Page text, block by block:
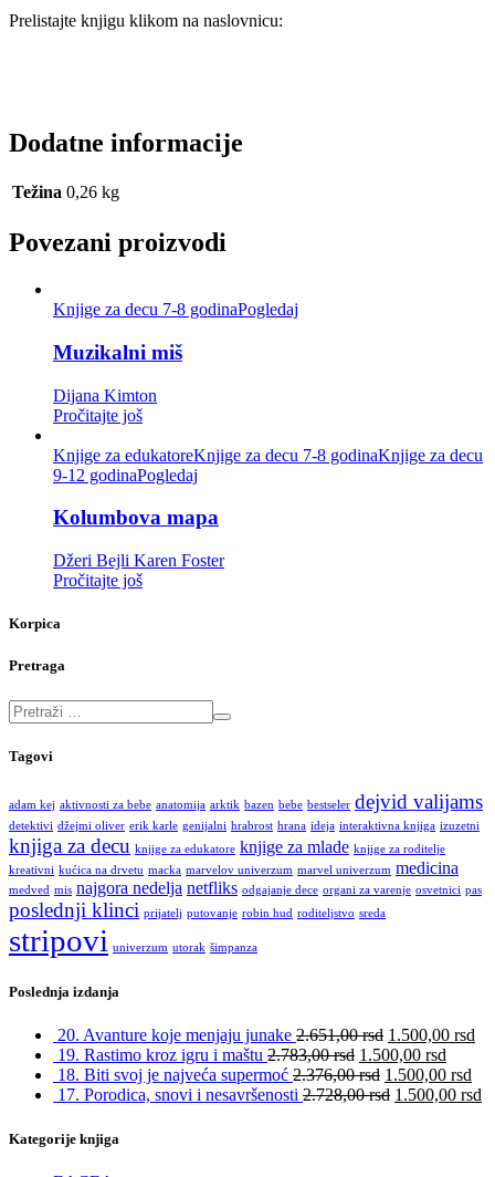
Prelistajte knjigu klikom na naslovnicu:
Dodatne informacije
Težina 0,26 kg
Povezani proizvodi
Knjige za decu 7-8 godinaPogledaj
Muzikalni miš
Dijana Kimton
Pročitajte još
Knjige za edukatoreKnjige za decu 7-8 godinaKnjige za decu
9-12 godinaPogledaj
Kolumbova mapa
Džeri Bejli Karen Foster
Pročitajte još
Korpica
Pretraga
Tagovi
adam kej aktivnosti za bebe anatomija arktik bazen bebe bestseler dejvid valijams
detektivi džejmi oliver erik karle genijalni hrabrost hrana ideja interaktivna knjiga izuzetni
knjiga za decu knjige za edukatore knjige za mlade knjige za roditelje
kreativni kućica na drvetu macka marvelov univerzum marvel univerzum medicina
medved mis najgora nedelja netfliks odgajanje dece organi za varenje osvetnici pas
poslednji klinci prijatelj putovanje robin hud roditeljstvo sreda
stripovi univerzum utorak šimpanza
Poslednja izdanja
20. Avanture koje menjaju junake 2.651,00rsd 1.500,00 rsd
19. Rastimo kroz igru i maštu 2.783,00rsd 1.500,00 rsd
18. Biti svoj je najveća supermoć 2.376,00rsd 1.500,00 rsd
17. Porodica, snovi i nesavršenosti 2.728,00rsd 1.500,00 rsd
Kategorije knjiga